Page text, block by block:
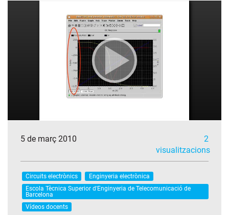
5 de març 2010
2
visualitzacions
Circuits electrònics
Enginyeria electrònica
Escola Tècnica Superior d'Enginyeria de Telecomunicació de
Barcelona
Vídeos docents